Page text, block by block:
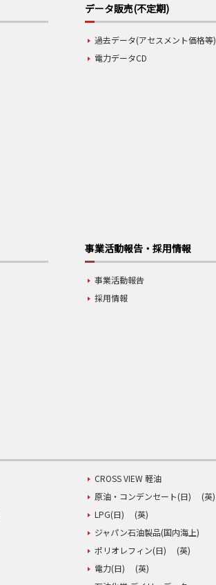
データ販売(不定期)
過去データ(アセスメント価格等)
電力データCD
事業活動報告・採用情報
事業活動報告
採用情報
CROSS VIEW 軽油
原油・コンデンセート(日)
(英)
LPG(日)
(英)
ジャパン石油製品(国内海上)
ポリオレフィン(日)
(英)
電力(日)
(英)